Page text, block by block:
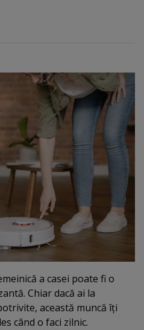
a casei poate fi o
Chiar dacă ai la
această muncă îţi
când o faci zilnic.